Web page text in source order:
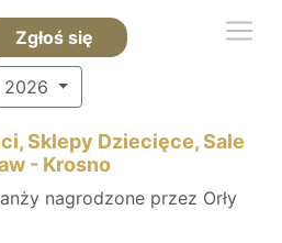
Zgłoś się
2026
Sklepy Dziecięce, Sale
- Krosno
nagrodzone przez Orły